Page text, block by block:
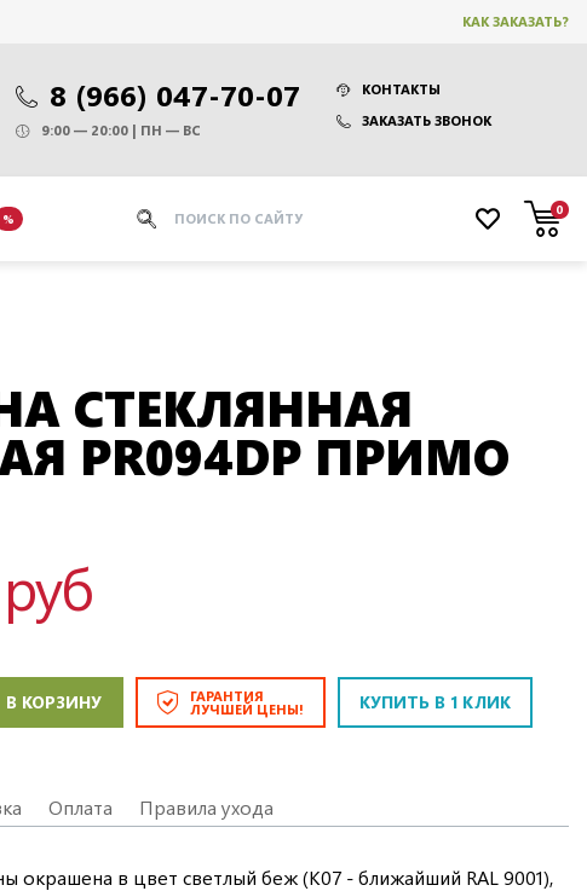
КАК ЗАКАЗАТЬ?
8 (966) 047-70-07
КОНТАКТЫ
ЗАКАЗАТЬ ЗВОНОК
9:00 — 20:00 | ПН — ВС
%
0
СТЕКЛЯННАЯ
PR094DP ПРИМО
В КОРЗИНУ ГАРАНТИЯ
ЛУЧШЕЙ ЦЕНЫ! КУПИТЬ В 1 КЛИК
Оплата Правила ухода
окрашена в цвет светлый беж (K07 - ближайший RAL 9001),